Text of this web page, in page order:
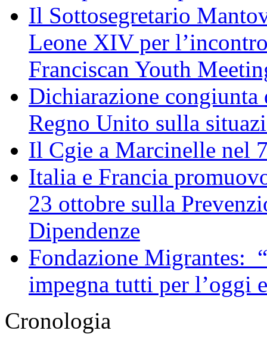
Il Sottosegretario
Leone XIV per
Franciscan Youth
Dichiarazione
Regno Unito sulla
Il Cgie a Marcinelle nel
Italia e Francia
23 ottobre sulla
Dipendenze
Fondazione Migrantes:
impegna tutti per l’oggi
Cronologia